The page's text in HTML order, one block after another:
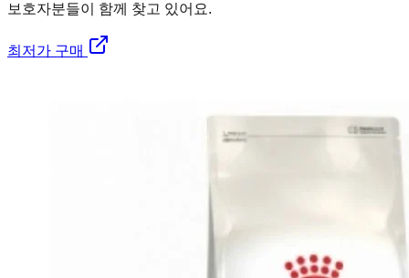
보호자분들이 함께 찾고 있어요.
최저가 구매